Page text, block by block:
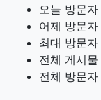
오늘 방문자
어제 방문자
최대 방문자
전체 게시물
전체 방문자